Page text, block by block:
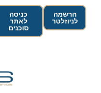
הרשמה
לניוזלטר
כניסה
לאתר
סוכנים